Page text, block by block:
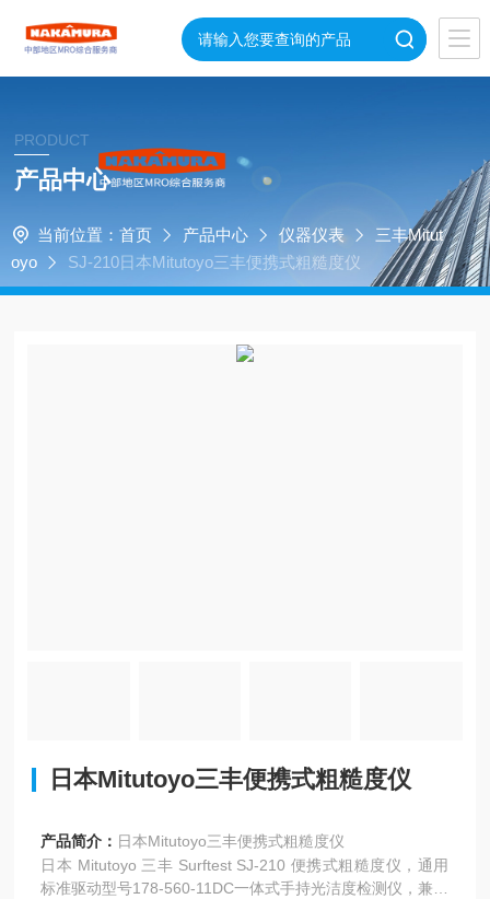
PRODUCT
产品中心
当前位置： 首页 产品中心 仪器仪表
三丰Mitut
oyo
SJ-210日本Mitutoyo三丰便携式粗糙度仪
日本Mitutoyo三丰便携式粗糙度仪
产品简介： 日本Mitutoyo三丰便携式粗糙度仪
日本 Mitutoyo 三丰 Surftest SJ-210 便携式粗糙度仪，通用
标准驱动型号178-560-11DC一体式手持光洁度检测仪，兼顾